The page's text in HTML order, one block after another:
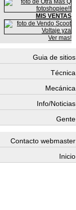
MIS VENTAS
Ver mas!
Guia de sitios
Técnica
Mecánica
Info/Noticias
Gente
Contacto webmaster
Inicio